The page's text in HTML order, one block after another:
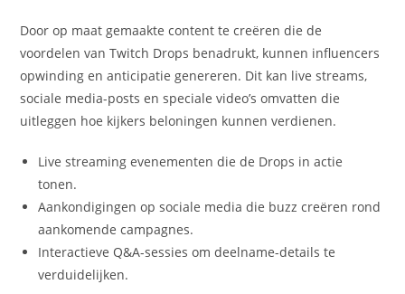
Door op maat gemaakte content te creëren die de
voordelen van Twitch Drops benadrukt, kunnen influencers
opwinding en anticipatie genereren. Dit kan live streams,
sociale media-posts en speciale video’s omvatten die
uitleggen hoe kijkers beloningen kunnen verdienen.
Live streaming evenementen die de Drops in actie
tonen.
Aankondigingen op sociale media die buzz creëren rond
aankomende campagnes.
Interactieve Q&A-sessies om deelname-details te
verduidelijken.